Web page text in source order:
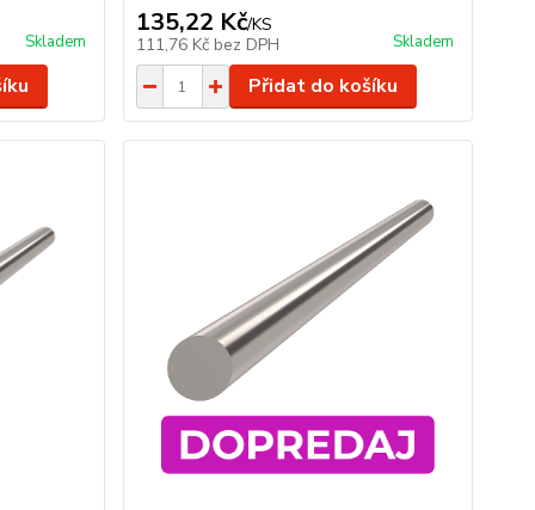
Skladem
135,22 Kč/KS
111,76 Kč bez DPH Skladem
Přidat do košíku